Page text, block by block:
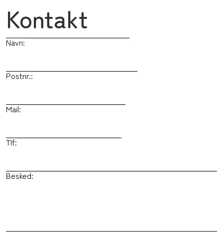
Kontakt
Navn:
Postnr.:
Mail:
Tlf:
Besked: